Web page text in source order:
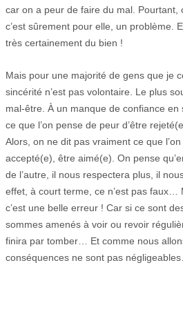
car on a peur de faire du mal. Pourtant,
c’est sûrement pour elle, un problème.
très certainement du bien !
Mais pour une majorité de gens que je
sincérité n’est pas volontaire. Le plus
mal-être. À un manque de confiance en
ce que l’on pense de peur d’être
Alors, on ne dit pas vraiment ce que
accepté(e), être aimé(e). On pense
de l’autre, il nous respectera plus, il
effet, à court terme, ce n’est pas faux…
c’est une belle erreur ! Car si ce sont
sommes amenés à voir ou revoir
finira par tomber… Et comme nous
conséquences ne sont pas